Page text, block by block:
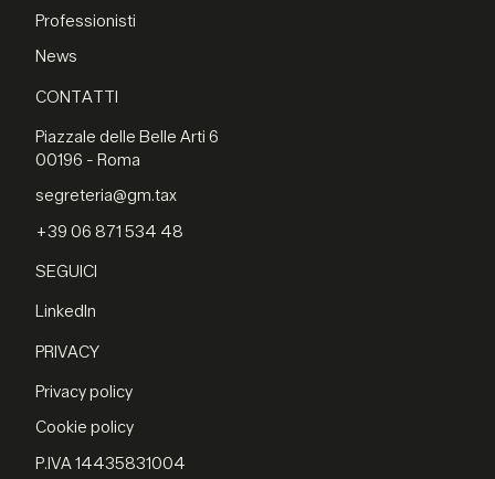
Professionisti
News
CONTATTI
Piazzale delle Belle Arti 6
00196 - Roma
segreteria@gm.tax
+39 06 871 534 48
SEGUICI
LinkedIn
PRIVACY
Privacy policy
Cookie policy
P.IVA 14435831004